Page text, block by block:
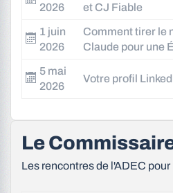
2026
et CJ Fiable
1 juin
2026
Comment tirer le
Claude pour une
5 mai
2026
Votre profil
Le
Les rencontres de l'ADEC